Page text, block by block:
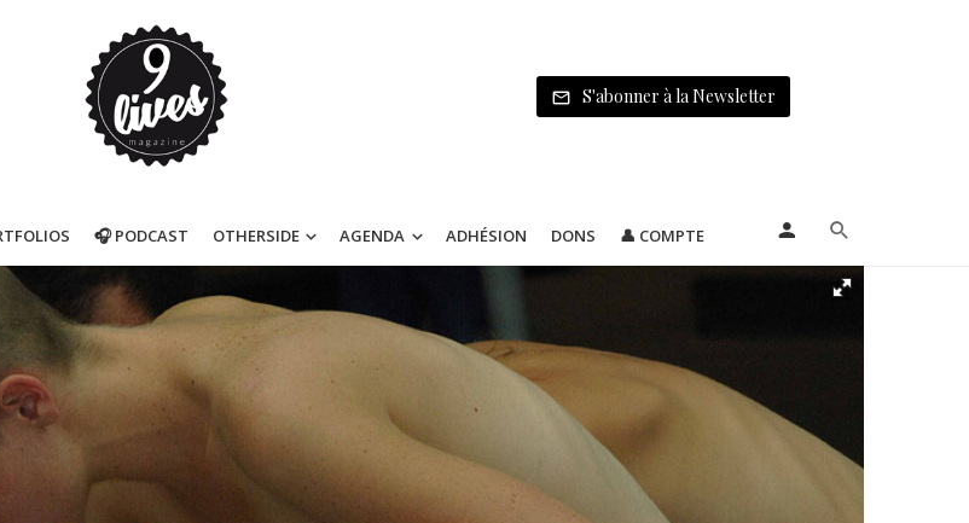
S'abonner à la Newsletter
🎧 PODCAST OTHERSIDE AGENDA ADHÉSION DONS 👤 COMPTE